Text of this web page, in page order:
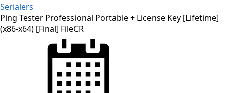
Serialers
Ping Tester Professional Portable + License Key [Lifetime]
(x86-x64) [Final] FileCR